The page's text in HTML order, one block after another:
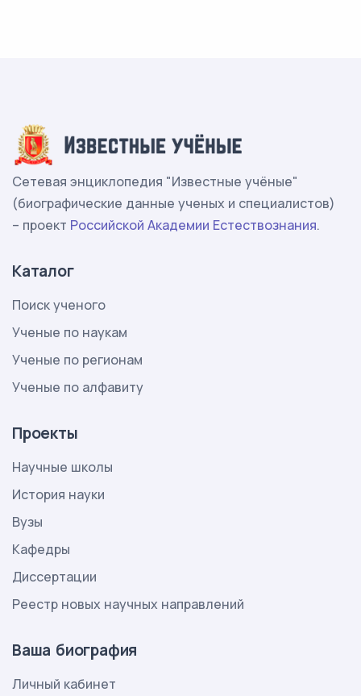
Сетевая энциклопедия "Известные учёные"
(биографические данные ученых и специалистов)
– проект Российской Академии Естествознания.
Каталог
Поиск ученого
Ученые по наукам
Ученые по регионам
Ученые по алфавиту
Проекты
Научные школы
История науки
Вузы
Кафедры
Диссертации
Реестр новых научных направлений
Ваша биография
Личный кабинет